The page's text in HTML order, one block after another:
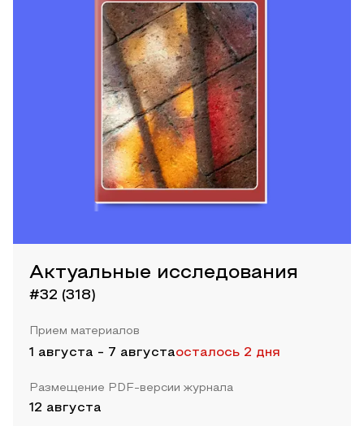
Актуальные исследования
#32 (318)
Прием материалов
1 августа - 7 августаосталось 2 дня
Размещение PDF-версии журнала
12 августа